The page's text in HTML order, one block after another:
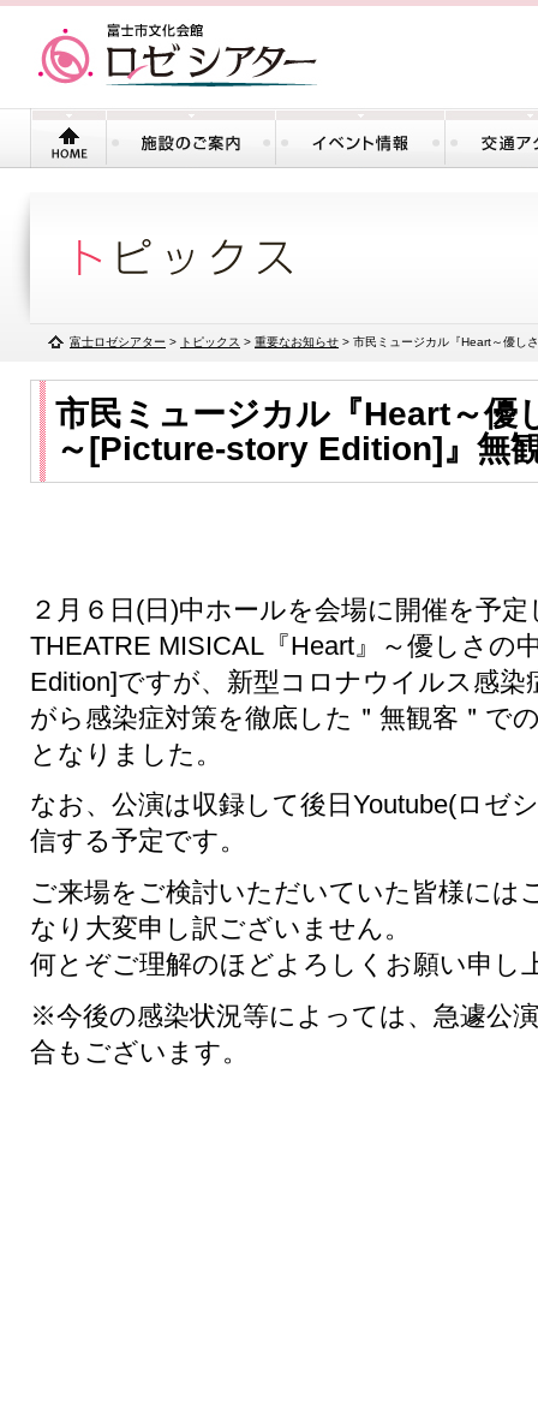
富士ロゼシアター > トピックス > 重要なお知らせ > 市民ミュージカル『Heart～優し
市民ミュージカル『Heart～優
～[Picture‐story Edition]』無
２月６日(日)中ホールを会場に開催を予
THEATRE MISICAL『Heart』～優しさの
Edition]ですが、新型コロナウイルス感染
がら感染症対策を徹底した＂無観客＂で
となりました。
なお、公演は収録して後日Youtube(ロゼ
信する予定です。
ご来場をご検討いただいていた皆様には
なり大変申し訳ございません。
何とぞご理解のほどよろしくお願い申し
※今後の感染状況等によっては、急遽公
合もございます。